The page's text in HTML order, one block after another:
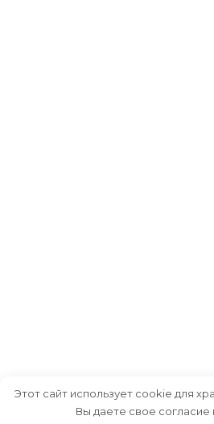
Этот сайт использует cookie для
Вы даете свое согласие